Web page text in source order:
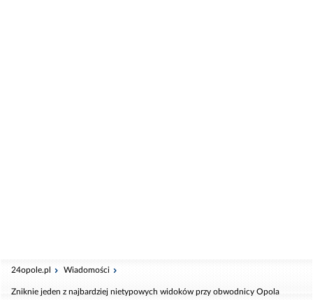
24opole.pl Wiadomości
Zniknie jeden z najbardziej nietypowych widoków przy obwodnicy Opola